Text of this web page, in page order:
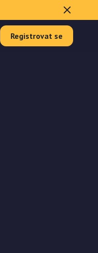
Registrovat se